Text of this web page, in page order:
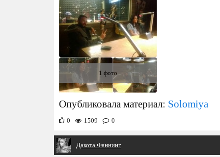
1 фото
Опубликовала материал: Solomiya
0 1509 0
Дакота Фаннинг